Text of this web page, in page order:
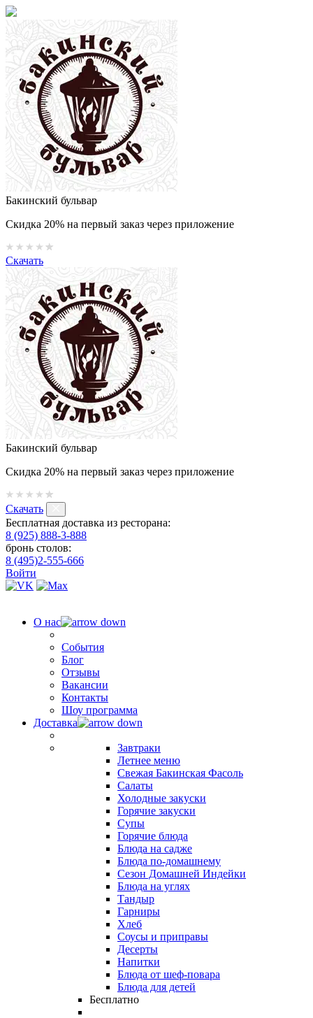
Бакинский бульвар
Скидка 20% на первый заказ через приложение
Скачать
Бакинский бульвар
Скидка 20% на первый заказ через приложение
Скачать
Бесплатная доставка из ресторана:
8 (925) 888-3-888
бронь столов:
8 (495)2-555-666
Войти
О нас
События
Блог
Отзывы
Вакансии
Контакты
Шоу программа
Доставка
Завтраки
Летнее меню
Свежая Бакинская Фасоль
Салаты
Холодные закуски
Горячие закуски
Супы
Горячие блюда
Блюда на садже
Блюда по-домашнему
Сезон Домашней Индейки
Блюда на углях
Тандыр
Гарниры
Хлеб
Соусы и приправы
Десерты
Напитки
Блюда от шеф-повара
Блюда для детей
Бесплатно